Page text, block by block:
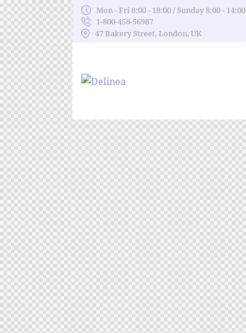
Mon - Fri 8:00 - 18:00 / Sunday 8:00 - 14:00
1-800-458-56987
47 Bakery Street, London, UK